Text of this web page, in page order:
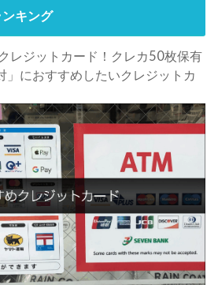
キング
レジットカード！クレカ50枚保有
」におすすめしたいクレジットカ